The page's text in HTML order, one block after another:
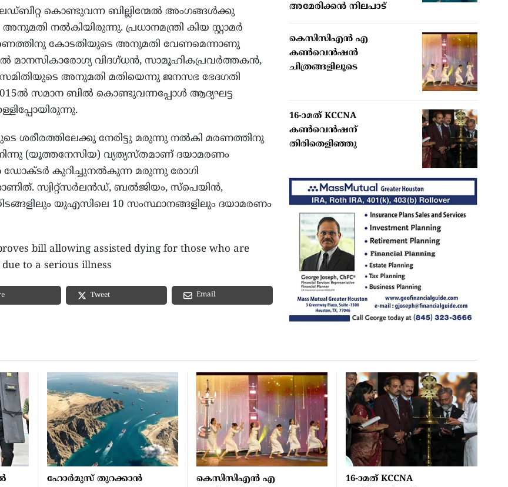
ലെഡ്ബീറ്റ കൊണ്ടുവന്ന ബില്ലിന്മേൽ അംഗങ്ങൾക്കു
അനുമതി നൽകിയിരുന്നു. പ്രധാനമന്ത്രി കിയ സ്റ്റാമർ
കോടതിയുടെ അനുമതി വേണമെന്നാണു
മാനസികാരോഗ്യ വിദഗ്ധൻ, സാമൂഹികപ്രവർത്തകൻ,
അനുമതി മതിയെന്നു ജനസഭ ഭേദഗതി
സമാന ബിൽ കൊണ്ടുവന്നപ്പോൾ ആദ്യഘട്ട
ശരീരത്തിലേക്കു നേരിട്ടു മരുന്നു നൽകി മരണത്തിനു
(യൂത്തനേസിയ) വ്യത്യസ്തമാണ് ദയാമരണം
ഡോക്ടർ കുറിച്ചുനൽകുന്ന മരുന്നു രോഗി
സ്വിറ്റ്സർലൻഡ്, ബൽജിയം, സ്പെയിൻ,
യുഎസിലെ 10 സംസ്ഥാനങ്ങളിലും ദയാമരണം
bill allowing assisted dying for those who are
to a serious illness
Tweet Email
അമേരിക്കന്‍ നിലപാട്
കെസിസിഎൻ എ
കൺവെൻഷൻ
ചിത്രങ്ങളിലൂടെ
16-ാമത് KCCNA
കൺവെൻഷന്
തിരിതെളിഞ്ഞു
ഹോര്‍മുസ് തുറക്കാന്‍
കെസിസിഎൻ എ
16-ാമത് KCCNA